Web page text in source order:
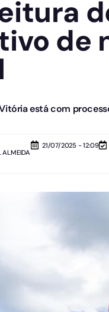
de
está com
ALMEIDA
21/07/2025 - 12:09